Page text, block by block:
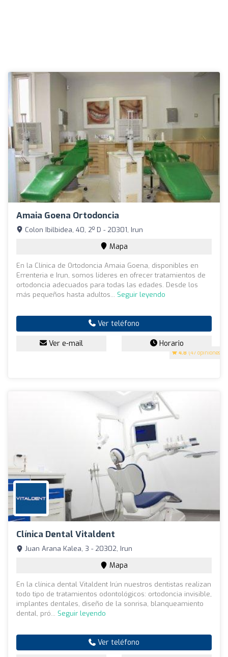
Amaia Goena Ortodoncia
4.8 (47 opiniones)
Colon Ibilbidea, 40, 2º D - 20301, Irun
Mapa
En la Clínica de Ortodoncia Amaia Goena, disponibles en
Errenteria e Irun, somos líderes en ofrecer tratamientos de
ortodoncia adecuados para todas las edades. Desde los
más pequeños hasta adultos... Seguir leyendo
Ver teléfono
Ver e-mail Horario
Clínica Dental Vitaldent
Juan Arana Kalea, 3 - 20302, Irun
Mapa
En la clínica dental Vitaldent Irún nuestros dentistas realizan
todo tipo de tratamientos odontológicos: ortodoncia invisible,
implantes dentales, diseño de la sonrisa, blanqueamiento
dental, pró... Seguir leyendo
Ver teléfono